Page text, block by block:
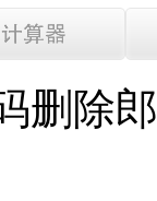
删除郎